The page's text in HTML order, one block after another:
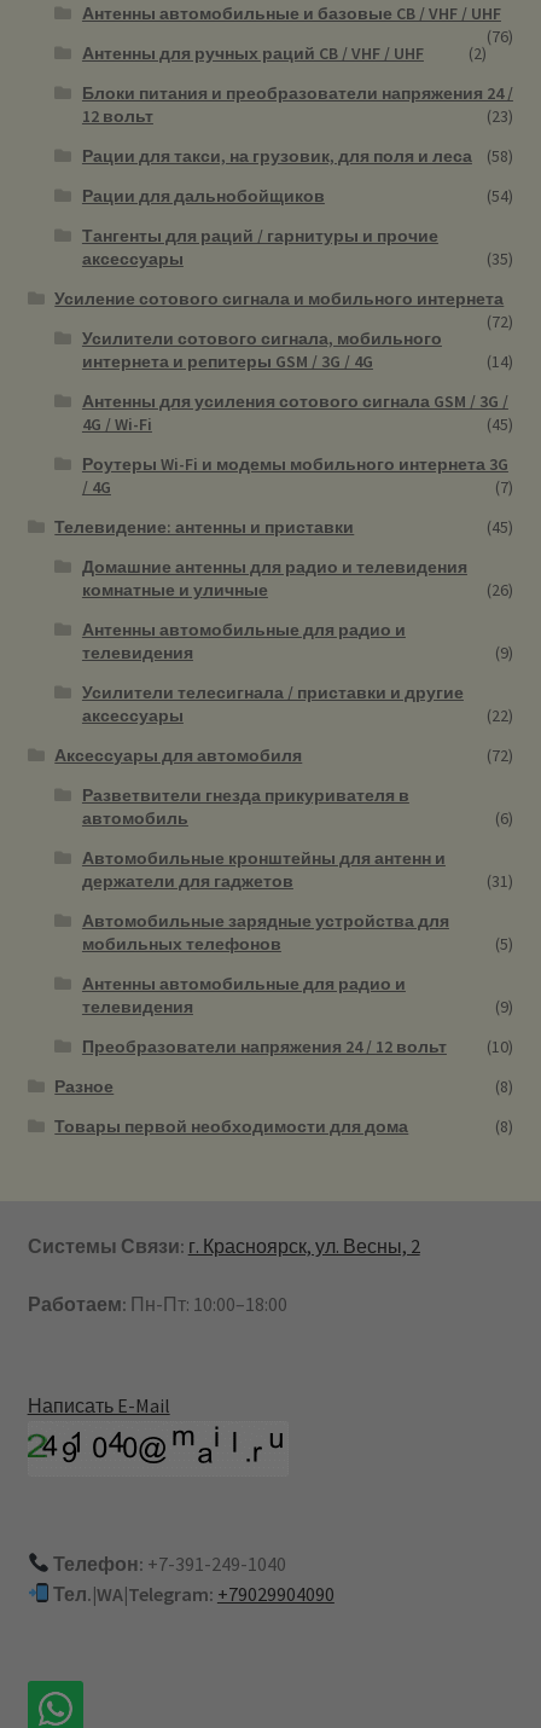
Антенны автомобильные и базовые CB / VHF / UHF
(76)
Антенны для ручных раций CB / VHF / UHF
(2)
Блоки питания и преобразователи напряжения 24 /
12 вольт
(23)
Рации для такси, на грузовик, для поля и леса
(58)
Рации для дальнобойщиков
(54)
Тангенты для раций / гарнитуры и прочие
аксессуары
(35)
Усиление сотового сигнала и мобильного интернета
(72)
Усилители сотового сигнала, мобильного
интернета и репитеры GSM / 3G / 4G
(14)
Антенны для усиления сотового сигнала GSM / 3G /
4G / Wi-Fi
(45)
Роутеры Wi-Fi и модемы мобильного интернета 3G
/ 4G
(7)
Телевидение: антенны и приставки
(45)
Домашние антенны для радио и телевидения
комнатные и уличные
(26)
Антенны автомобильные для радио и
телевидения
(9)
Усилители телесигнала / приставки и другие
аксессуары
(22)
Аксессуары для автомобиля
(72)
Разветвители гнезда прикуривателя в
автомобиль
(6)
Автомобильные кронштейны для антенн и
держатели для гаджетов
(31)
Автомобильные зарядные устройства для
мобильных телефонов
(5)
Антенны автомобильные для радио и
телевидения
(9)
Преобразователи напряжения 24 / 12 вольт
(10)
Разное
(8)
Товары первой необходимости для дома
(8)
Системы Связи: г. Красноярск, ул. Весны, 2
Работаем: Пн-Пт: 10:00–18:00
Написать E-Mail
Телефон: +7-391-249-1040
Тел.|WA|Telegram: +79029904090